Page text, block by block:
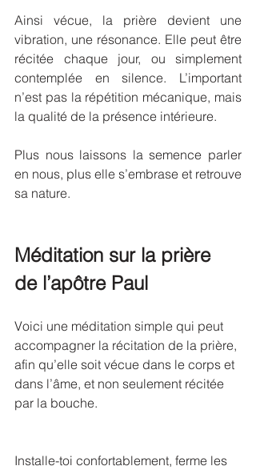
Ainsi vécue, la prière devient une
vibration, une résonance. Elle peut être
récitée chaque jour, ou simplement
contemplée en silence. L’important
n’est pas la répétition mécanique, mais
la qualité de la présence intérieure.
Plus nous laissons la semence parler
en nous, plus elle s’embrase et retrouve
sa nature.
Méditation sur la prière
de l’apôtre Paul
Voici une méditation simple qui peut
accompagner la récitation de la prière,
afin qu’elle soit vécue dans le corps et
dans l’âme, et non seulement récitée
par la bouche.
Installe-toi confortablement, ferme les